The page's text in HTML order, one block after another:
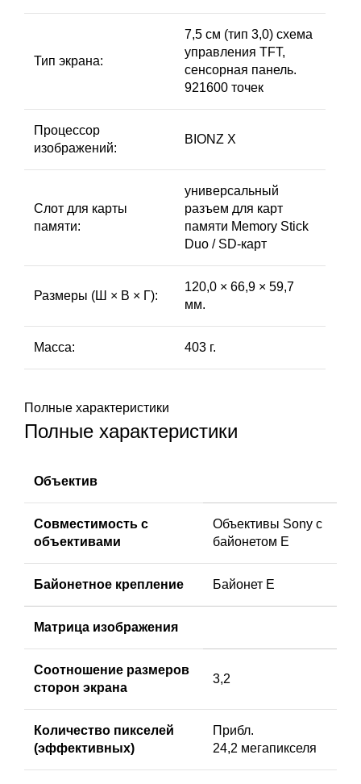
Тип экрана:
7,5 см (тип 3,0) схема
управления TFT,
сенсорная панель.
921600 точек
Процессор
изображений:
BIONZ X
Слот для карты
памяти:
универсальный
разъем для карт
памяти Memory Stick
Duo / SD-карт
Размеры (Ш × В × Г):
120,0 × 66,9 × 59,7
мм.
Масса: 403 г.
Полные характеристики
Полные характеристики
Объектив
Совместимость с
объективами
Объективы Sony с
байонетом E
Байонетное крепление Байонет E
Матрица изображения
Соотношение размеров
сторон экрана
3,2
Количество пикселей
(эффективных)
Прибл.
24,2 мегапикселя